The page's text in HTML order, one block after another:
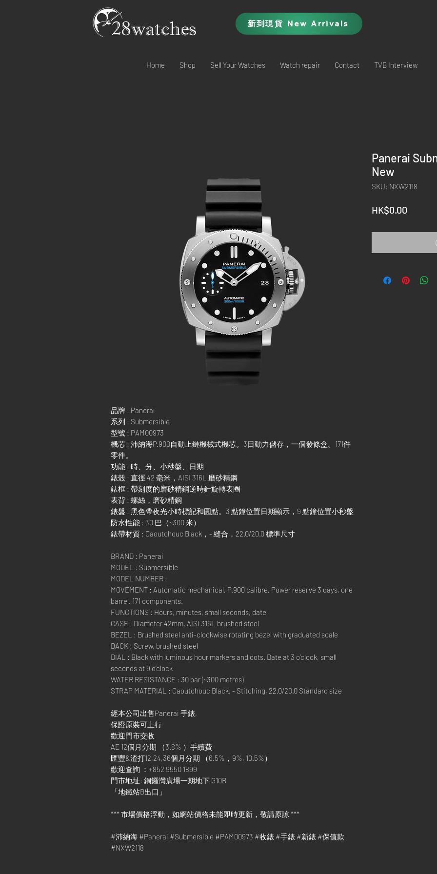
新到現貨 New Arrivals
Home Shop Sell Your Watches Watch repair Contact TVB Interview
品牌 : Panerai
系列 : Submersible
型號 : PAM00973
機芯 : 沛納海P.900自動上鏈機械式機芯。3日動力儲存，一個發條盒。171件
零件。
功能 : 時、分、小秒盤、日期
錶殼 : 直徑 42 毫米，AISI 316L 磨砂精鋼
錶框 : 帶刻度的磨砂精鋼逆時針旋轉表圈
表背 : 螺絲，磨砂精鋼
錶盤 : 黑色帶夜光小時標記和圓點。3 點鐘位置日期顯示，9 點鐘位置小秒盤
防水性能 : 30 巴（~300 米）
錶帶材質 : Caoutchouc Black，- 縫合，22.0/20.0 標準尺寸
BRAND : Panerai
MODEL : Submersible
MODEL NUMBER :
MOVEMENT : Automatic mechanical, P.900 calibre, Power reserve 3 days, one
barrel. 171 components.
FUNCTIONS : Hours, minutes, small seconds, date
CASE : Diameter 42mm, AISI 316L brushed steel
BEZEL : Brushed steel anti-clockwise rotating bezel with graduated scale
BACK : Screw, brushed steel
DIAL : Black with luminous hour markers and dots. Date at 3 o’clock, small
seconds at 9 o’clock
WATER RESISTANCE : 30 bar (~300 metres)
STRAP MATERIAL : Caoutchouc Black, - Stitching, 22.0/20.0 Standard size
經本公司出售Panerai 手錶,
保證原裝可上行
歡迎門市交收
AE 12個月分期 （3.8% ）手續費
匯豐&渣打12,24,36個月分期 （6.5%，9%, 10.5%）
歡迎查詢 ：+852 9550 1899
門市地址: 銅鑼灣廣場一期地下 G10B
「地鐵站B出口」
*** 市場價格浮動，如網站價格未能即時更新，敬請原諒 ***
#沛納海 #Panerai #Submersible #PAM00973 #收錶 #手錶 #新錶 #保值款
#NXW2118
Panerai
New
SKU: NXW2118
HK$0.00